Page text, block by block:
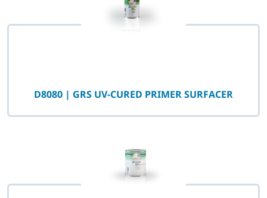
D8080 | GRS UV-CURED PRIMER SURFACER